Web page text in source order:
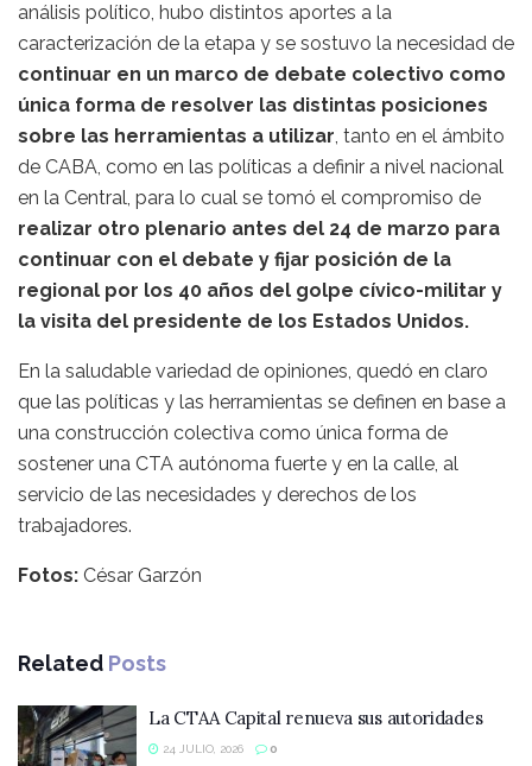
análisis político, hubo distintos aportes a la
caracterización de la etapa y se sostuvo la necesidad de
continuar en un marco de debate colectivo como
única forma de resolver las distintas posiciones
sobre las herramientas a utilizar, tanto en el ámbito
de CABA, como en las políticas a definir a nivel nacional
en la Central, para lo cual se tomó el compromiso de
realizar otro plenario antes del 24 de marzo para
continuar con el debate y fijar posición de la
regional por los 40 años del golpe cívico-militar y
la visita del presidente de los Estados Unidos.
En la saludable variedad de opiniones, quedó en claro
que las políticas y las herramientas se definen en base a
una construcción colectiva como única forma de
sostener una CTA autónoma fuerte y en la calle, al
servicio de las necesidades y derechos de los
trabajadores.
Fotos: César Garzón
Related Posts
La CTAA Capital renueva sus autoridades
24 JULIO, 2026 0